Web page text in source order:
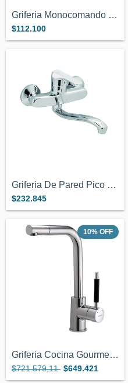
Griferia Monocomando Cocina Mesada Geneb...
$112.100
Griferia De Pared Pico Movil Bajo Genebr...
$232.845
10% OFF
Griferia Cocina Gourmet Monocomando Cier...
$721.579,11 $649.421